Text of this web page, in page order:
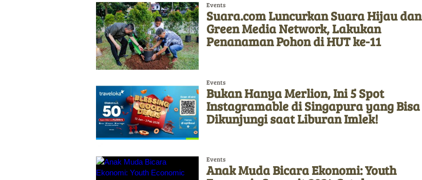
Events
Suara.com Luncurkan Suara Hijau dan
Green Media Network, Lakukan
Penanaman Pohon di HUT ke-11
Events
Bukan Hanya Merlion, Ini 5 Spot
Instagramable di Singapura yang Bisa
Dikunjungi saat Liburan Imlek!
Events
Anak Muda Bicara Ekonomi: Youth